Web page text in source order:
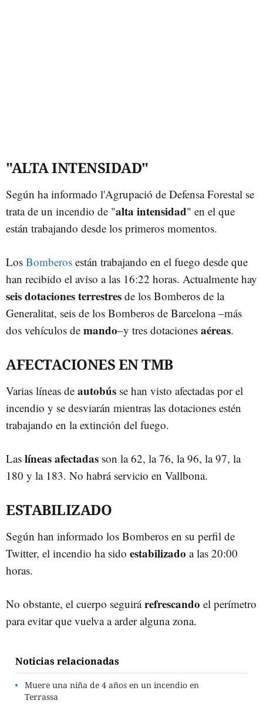
"ALTA INTENSIDAD"
Según ha informado l'Agrupació de Defensa Forestal se
trata de un incendio de "alta intensidad" en el que
están trabajando desde los primeros momentos.
Los Bomberos están trabajando en el fuego desde que
han recibido el aviso a las 16:22 horas. Actualmente hay
seisdotaciones terrestres de los Bomberos de la
Generalitat, seis de los Bomberos de Barcelona –más
dos vehículos de mando–y tres dotaciones aéreas.
AFECTACIONES EN TMB
Varias líneas de autobús se han visto afectadas por el
incendio y se desviarán mientras las dotaciones estén
trabajando en la extinción del fuego.
Las líneas afectadas son la 62, la 76, la 96, la 97, la
180 y la 183. No habrá servicio en Vallbona.
ESTABILIZADO
Según han informado los Bomberos en su perfil de
Twitter, el incendio ha sido estabilizado a las 20:00
horas.
No obstante, el cuerpo seguirárefrescando el perímetro
para evitar que vuelva a arder alguna zona.
Noticias relacionadas
Muere una niña de 4 años en un incendio en
Terrassa